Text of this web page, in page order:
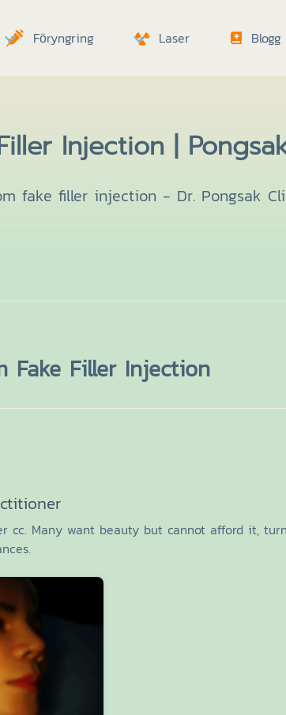
Föryngring Laser Blogg
Injection |
fake filler injection - Dr. Pongsak
Fake Filler Injection
cc. Many want beauty but cannot afford it,